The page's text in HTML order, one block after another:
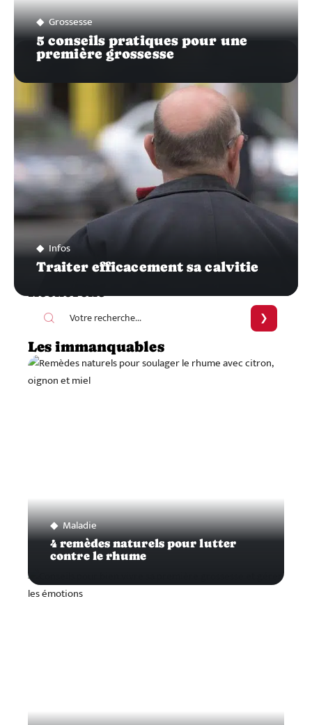
Grossesse
5 conseils pratiques pour une
première grossesse
Infos
Traiter efficacement sa calvitie
Les immanquables
Maladie
4 remèdes naturels pour lutter
contre le rhume